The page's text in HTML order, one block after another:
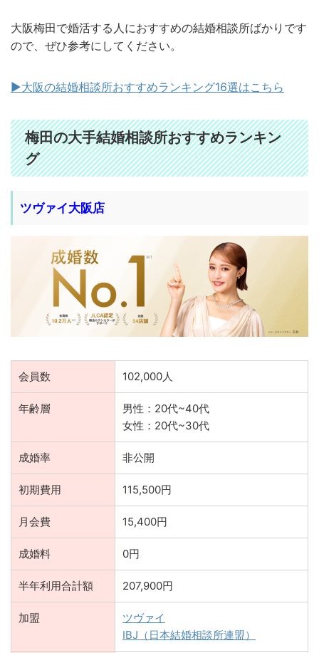
大阪梅田で婚活する人におすすめの結婚相談所ばかりです
ので、ぜひ参考にしてください。
▶︎大阪の結婚相談所おすすめランキング16選はこちら
梅田の大手結婚相談所おすすめランキン
グ
ツヴァイ大阪店
会員数 102,000人
年齢層
男性：20代~40代
女性：20代~30代
成婚率 非公開
初期費用 115,500円
月会費 15,400円
成婚料 0円
半年利用合計額 207,900円
加盟
ツヴァイ
IBJ（日本結婚相談所連盟）